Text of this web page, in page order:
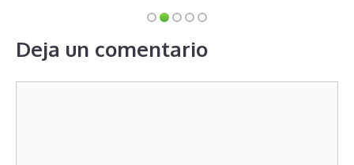
Deja un comentario